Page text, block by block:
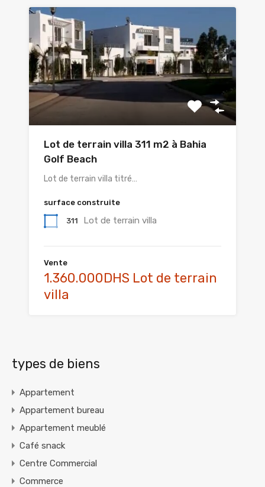
Lot de terrain villa 311 m2 à Bahia
Golf Beach
Lot de terrain villa titré…
surface construite
311 Lot de terrain villa
Vente
1.360.000DHS Lot de terrain
villa
types de biens
Appartement
Appartement bureau
Appartement meublé
Café snack
Centre Commercial
Commerce